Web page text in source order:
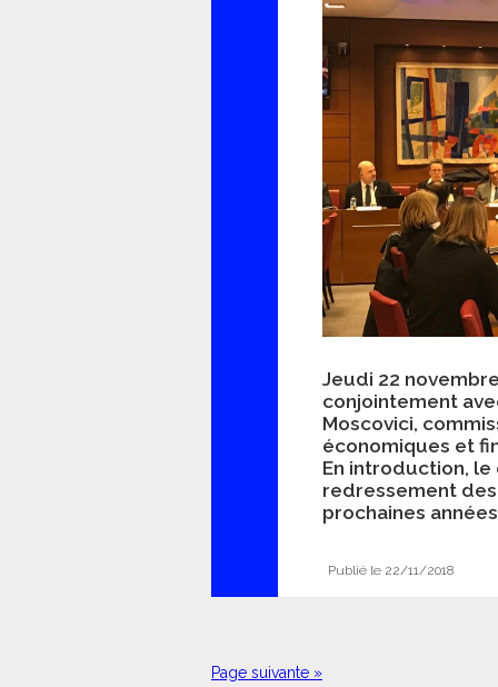
Jeudi 22
conjointement
Moscovici,
économiques et
En introduction,
redressement
prochaines
Publié le 22/11/2018
Page suivante »